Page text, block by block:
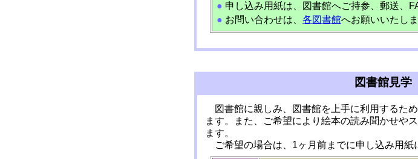
● 申し込み用紙は、図書館へご持参、郵送、
● お問い合わせは、 各図書館へお願いいたしま
図書館見学
図書館に親しみ、図書館を上手に利用するた
ます。また、ご希望により絵本の読み聞かせや
ます。
ご希望の場合は、1ヶ月前までに申し込み用紙